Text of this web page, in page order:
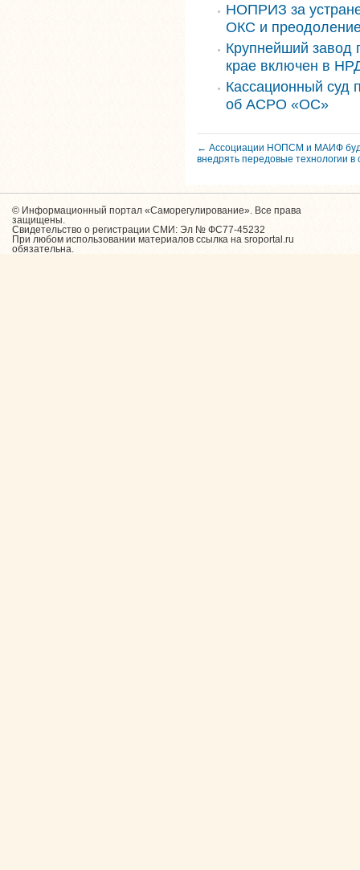
НОПРИЗ за
ОКС и
Крупнейший завод
крае включен в
Кассационный суд
об АСРО «ОС»
← Ассоциации НОПСМ и МАИФ
внедрять передовые технологии в
© Информационный портал «Саморегулирование». Все права
защищены.
Свидетельство о регистрации СМИ: Эл № ФС77-45232
При любом использовании материалов ссылка на sroportal.ru
обязательна.